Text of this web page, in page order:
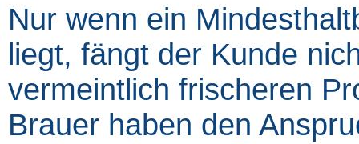
Nur wenn ein
liegt, fängt der Kunde
vermeintlich frischeren
Brauer haben den